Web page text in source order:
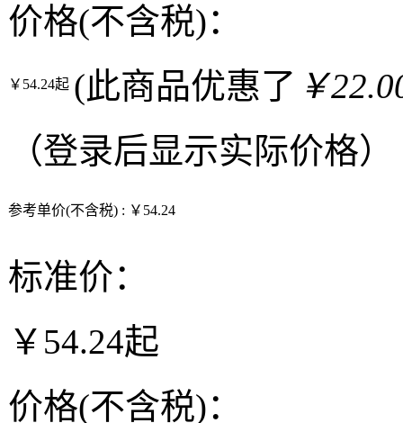
价格(不含税)：
￥54.24起 (此商品优惠了 ￥
（登录后显示实际价格）
参考单价(不含税) : ￥54.24
标准价：
￥54.24起
价格(不含税)：